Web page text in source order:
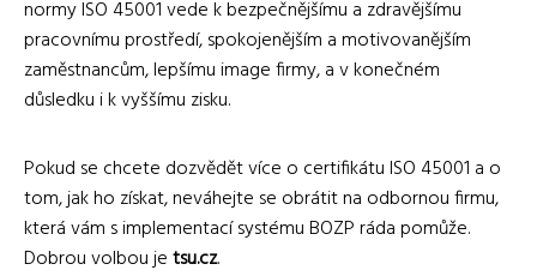
normy ISO 45001 vede k bezpečnějšímu a zdravějšímu
pracovnímu prostředí, spokojenějším a motivovanějším
zaměstnancům, lepšímu image firmy, a v konečném
důsledku i k vyššímu zisku.
Pokud se chcete dozvědět více o certifikátu ISO 45001 a o
tom, jak ho získat, neváhejte se obrátit na odbornou firmu,
která vám s implementací systému BOZP ráda pomůže.
Dobrou volbou jetsu.cz.